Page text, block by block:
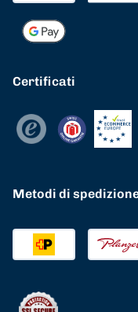
Certificati
Metodi di